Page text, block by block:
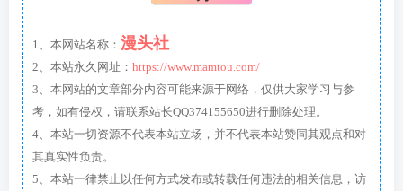
1、本网站名称： 漫头社
2、本站永久网址： https://www.mamtou.com/
3、本网站的文章部分内容可能来源于网络，仅供大家学习与参
考，如有侵权，请联系站长QQ374155650进行删除处理。
4、本站一切资源不代表本站立场，并不代表本站赞同其观点和对
其真实性负责。
5、本站一律禁止以任何方式发布或转载任何违法的相关信息，访